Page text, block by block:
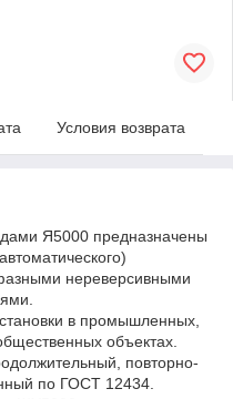
Условия возврата
Я5000 предназначены
нереверсивными
в промышленных,
объектах.
повторно-
по ГОСТ 12434.